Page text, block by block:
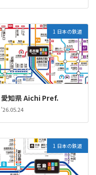
1 日本の鉄道
愛知県 Aichi Pref.
'26.05.24
1 日本の鉄道